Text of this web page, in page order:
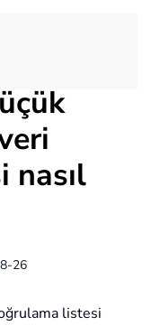
nasıl
26
listesi